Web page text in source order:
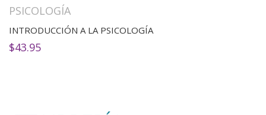
PSICOLOGÍA
INTRODUCCIÓN A LA PSICOLOGÍA
$43.95